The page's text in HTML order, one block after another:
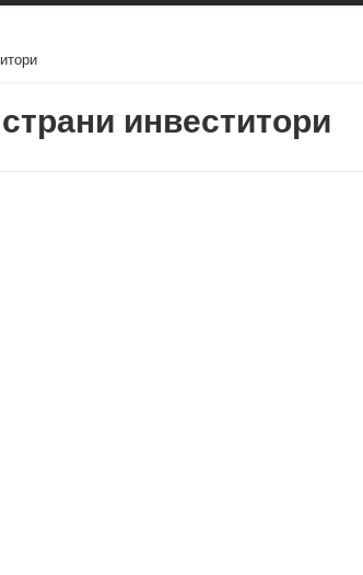
инвеститори